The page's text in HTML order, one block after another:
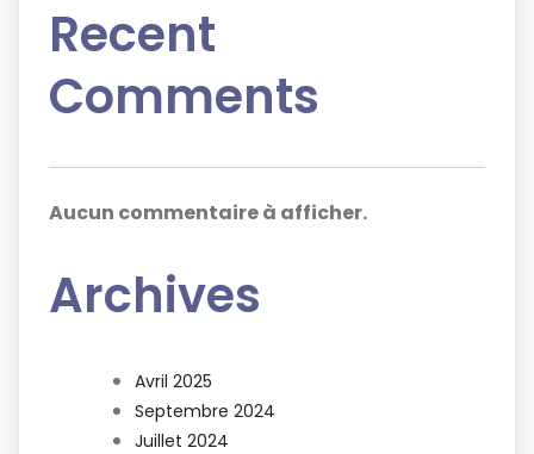
Recent
Comments
Aucun commentaire à afficher.
Archives
Avril 2025
Septembre 2024
Juillet 2024